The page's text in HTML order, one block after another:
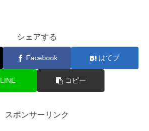
シェアする
Facebook はてブ
LINE コピー
スポンサーリンク